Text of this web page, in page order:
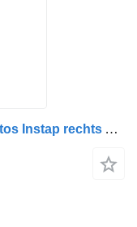
Mercedes-Benz A 960 666 80 03 Antos Instap rechts A9606668003 treeplank voor vrachtwagen